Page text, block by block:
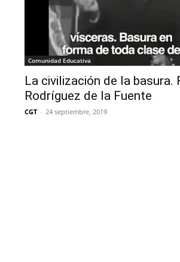
Comunidad Educativa
La civilización de la basura.
Rodríguez de la Fuente
CGT - 24 septiembre, 2019